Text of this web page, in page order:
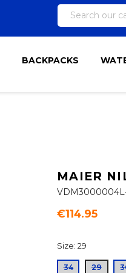
BACKPACKS
MAIER
€114.95
Size: 29
34 29